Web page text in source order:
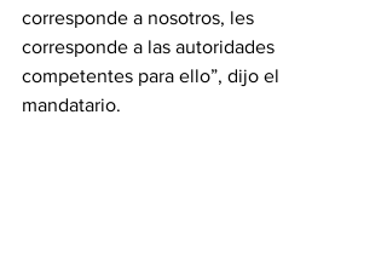
corresponde a nosotros, les
corresponde a las autoridades
competentes para ello”, dijo el
mandatario.